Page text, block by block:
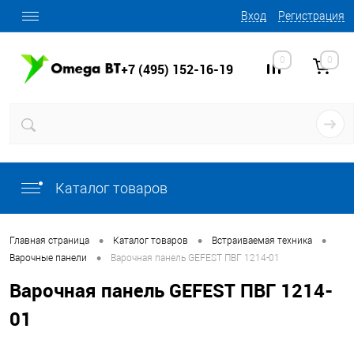
Вход Регистрация
+7 (495) 152-16-19
0 0
Каталог товаров
Главная страница • Каталог товаров • Встраиваемая техника •
Варочные панели • Варочная панель GEFEST ПВГ 1214-01
Варочная панель GEFEST ПВГ 1214-
01